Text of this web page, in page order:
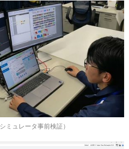
ミュレータ事前検証）